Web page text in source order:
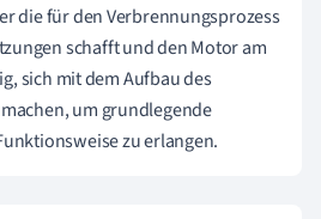
die für den Verbrennungsprozess
schafft und den Motor am
sich mit dem Aufbau des
um grundlegende
zu erlangen.